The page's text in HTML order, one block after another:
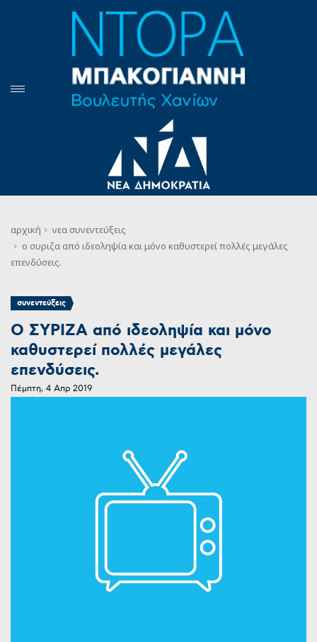
αρχική νεα συνεντεύξεις
o συριζα από ιδεοληψία και μόνο καθυστερεί πολλές μεγάλες
επενδύσεις.
συνεντεύξεις
O ΣΥΡΙΖΑ από ιδεοληψία και μόνο
καθυστερεί πολλές μεγάλες
επενδύσεις.
Πέμπτη, 4 Απρ 2019